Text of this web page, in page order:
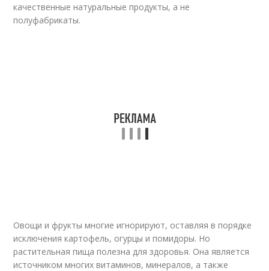
качественные натуральные продукты, а не
полуфабрикаты.
Овощи и фрукты многие игнорируют, оставляя в порядке
исключения картофель, огурцы и помидоры. Но
растительная пища полезна для здоровья. Она является
источником многих витаминов, минералов, а также